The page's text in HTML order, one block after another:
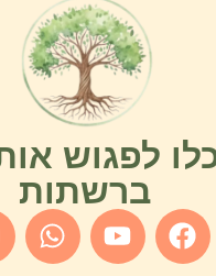
לפגוש
ברשתות